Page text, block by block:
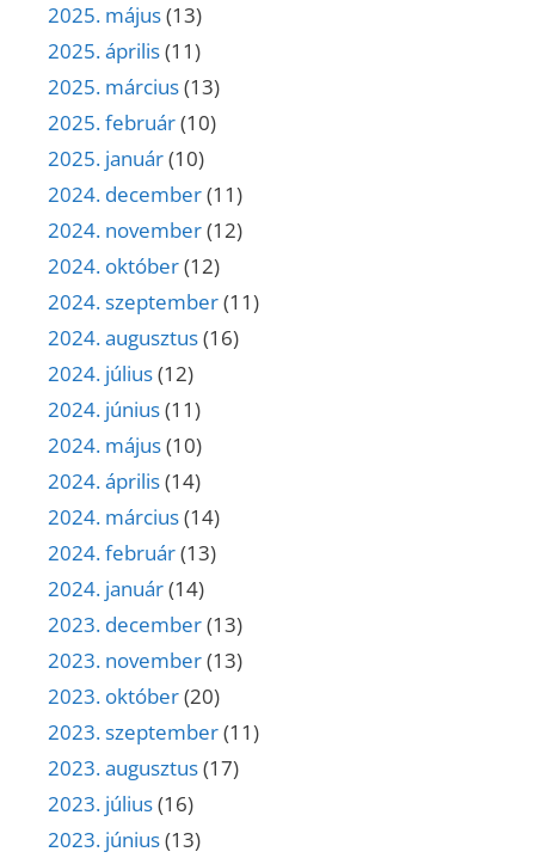
2025. május(13)
2025. április(11)
2025. március(13)
2025. február(10)
2025. január(10)
2024. december(11)
2024. november(12)
2024. október(12)
2024. szeptember(11)
2024. augusztus(16)
2024. július(12)
2024. június(11)
2024. május(10)
2024. április(14)
2024. március(14)
2024. február(13)
2024. január(14)
2023. december(13)
2023. november(13)
2023. október(20)
2023. szeptember(11)
2023. augusztus(17)
2023. július(16)
2023. június(13)